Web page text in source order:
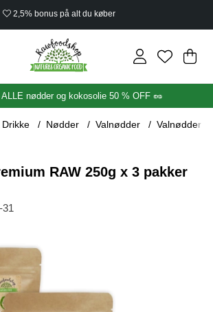
2,5% bonus på alt du køber
.
nødder og kokosolie 50 % OFF 🥜
Nødder Valnødder Valnødder
RAW 250g x 3 pakker
0 ud af 5 Antal vurderinger 0
31
Premium RAW 250g x 3 pakker